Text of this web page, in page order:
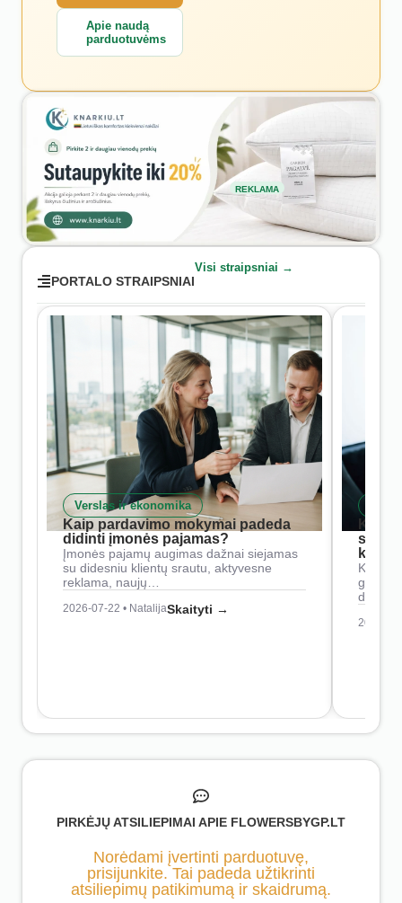
Apie naudą
parduotuvėms
REKLAMA
PORTALO STRAIPSNIAI
Visi straipsniai →
Verslas ir ekonomika
Kaip pardavimo mokymai padeda
didinti įmonės pajamas?
Įmonės pajamų augimas dažnai siejamas
su didesniu klientų srautu, aktyvesne
reklama, naujų…
2026-07-22 • NatalijaSkaityti →
Kaip
2026-
PIRKĖJŲ ATSILIEPIMAI APIE FLOWERSBYGP.LT
Norėdami įvertinti parduotuvę,
prisijunkite. Tai padeda užtikrinti
atsiliepimų patikimumą ir skaidrumą.